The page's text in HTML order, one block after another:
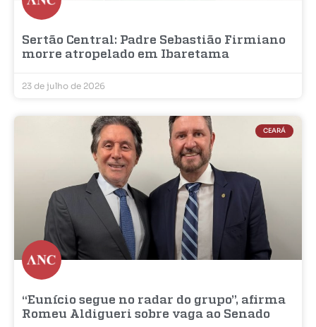
Sertão Central: Padre Sebastião Firmiano
morre atropelado em Ibaretama
23 de julho de 2026
CEARÁ
“Eunício segue no radar do grupo”, afirma
Romeu Aldigueri sobre vaga ao Senado